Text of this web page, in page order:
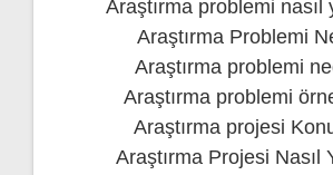
Araştırma problemi nasıl
Araştırma Problemi
Araştırma problemi
Araştırma problemi
Araştırma projesi
Araştırma Projesi Nasıl